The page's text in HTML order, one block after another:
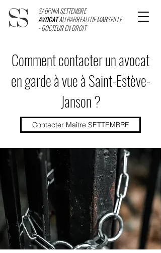
SABRINA SETTEMBRE
AVOCATAU BARREAU DE MARSEILLE
- DOCTEUR EN DROIT
Comment contacter un avocat
en garde à vue à Saint-Estève-
Janson ?
Contacter Maître SETTEMBRE